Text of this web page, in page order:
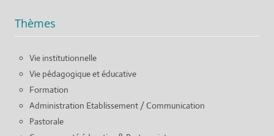
Thèmes
Vie institutionnelle
Vie pédagogique et éducative
Formation
Administration Etablissement / Communication
Pastorale